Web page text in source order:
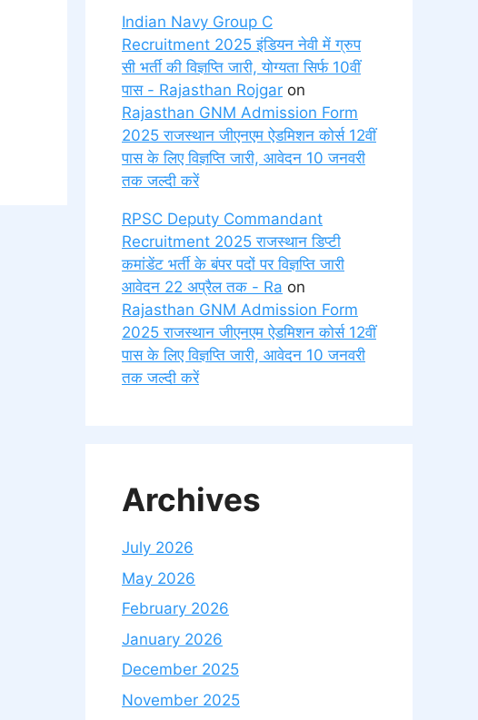
Indian Navy Group C
Recruitment 2025 इंडियन नेवी में ग्रुप
सी भर्ती की विज्ञप्ति जारी, योग्यता सिर्फ 10वीं
पास - Rajasthan Rojgar on
Rajasthan GNM Admission Form
2025 राजस्थान जीएनएम ऐडमिशन कोर्स 12वीं
पास के लिए विज्ञप्ति जारी, आवेदन 10 जनवरी
तक जल्दी करें
RPSC Deputy Commandant
Recruitment 2025 राजस्थान डिप्टी
कमांडेंट भर्ती के बंपर पदों पर विज्ञप्ति जारी
आवेदन 22 अप्रैल तक - Ra on
Rajasthan GNM Admission Form
2025 राजस्थान जीएनएम ऐडमिशन कोर्स 12वीं
पास के लिए विज्ञप्ति जारी, आवेदन 10 जनवरी
तक जल्दी करें
Archives
July 2026
May 2026
February 2026
January 2026
December 2025
November 2025